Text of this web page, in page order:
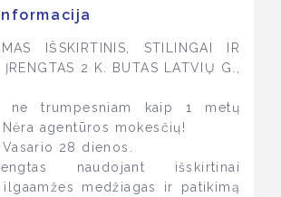
IŠSKIRTINIS, STILINGAI IR
ĮRENGTAS 2 K. BUTAS LATVIŲ G.,
ne trumpesniam kaip 1 metų
agentūros mokesčių!
Vasario 28 dienos.
naudojant išskirtinai
ilgaamžes medžiagas ir patikimą